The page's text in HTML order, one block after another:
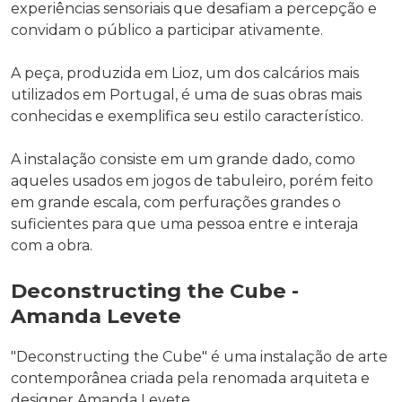
experiências sensoriais que desafiam a percepção e
convidam o público a participar ativamente.
A peça, produzida em Lioz, um dos calcários mais
utilizados em Portugal, é uma de suas obras mais
conhecidas e exemplifica seu estilo característico.
A instalação consiste em um grande dado, como
aqueles usados em jogos de tabuleiro, porém feito
em grande escala, com perfurações grandes o
suficientes para que uma pessoa entre e interaja
com a obra.
Deconstructing the Cube -
Amanda Levete
"Deconstructing the Cube" é uma instalação de arte
contemporânea criada pela renomada arquiteta e